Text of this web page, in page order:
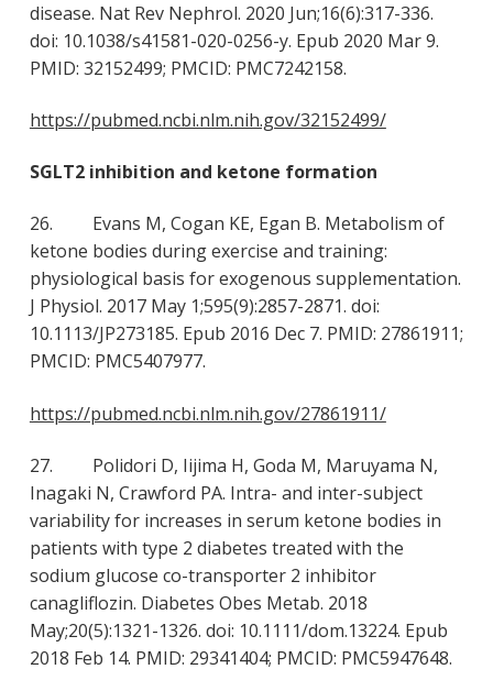
disease. Nat Rev Nephrol. 2020 Jun;16(6):317-336.
doi: 10.1038/s41581-020-0256-y. Epub 2020 Mar 9.
PMID: 32152499; PMCID: PMC7242158.
https://pubmed.ncbi.nlm.nih.gov/32152499/
SGLT2 inhibition and ketone formation
26. Evans M, Cogan KE, Egan B. Metabolism of
ketone bodies during exercise and training:
physiological basis for exogenous supplementation.
J Physiol. 2017 May 1;595(9):2857-2871. doi:
10.1113/JP273185. Epub 2016 Dec 7. PMID: 27861911;
PMCID: PMC5407977.
https://pubmed.ncbi.nlm.nih.gov/27861911/
27. Polidori D, Iijima H, Goda M, Maruyama N,
Inagaki N, Crawford PA. Intra- and inter-subject
variability for increases in serum ketone bodies in
patients with type 2 diabetes treated with the
sodium glucose co-transporter 2 inhibitor
canagliflozin. Diabetes Obes Metab. 2018
May;20(5):1321-1326. doi: 10.1111/dom.13224. Epub
2018 Feb 14. PMID: 29341404; PMCID: PMC5947648.